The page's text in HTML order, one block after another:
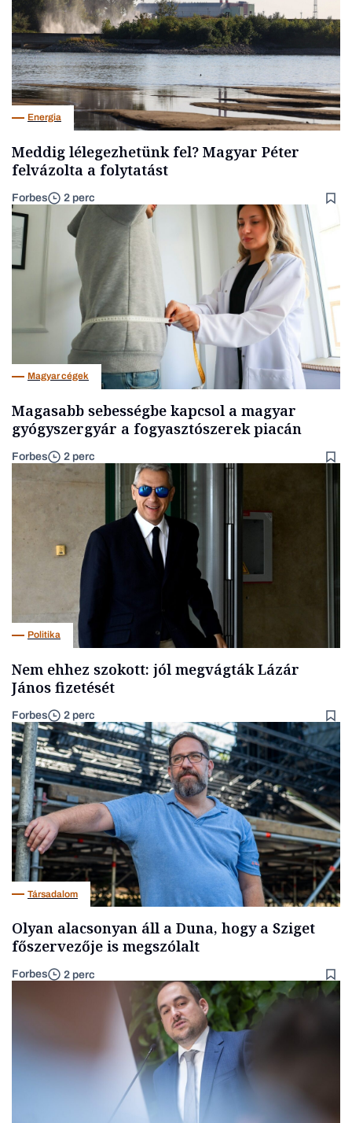
Energia
Meddig lélegezhetünk fel? Magyar Péter
felvázolta a folytatást
Forbes 2 perc
Magyar cégek
Magasabb sebességbe kapcsol a magyar
gyógyszergyár a fogyasztószerek piacán
Forbes 2 perc
Politika
Nem ehhez szokott: jól megvágták Lázár
János fizetését
Forbes 2 perc
Társadalom
Olyan alacsonyan áll a Duna, hogy a Sziget
főszervezője is megszólalt
Forbes 2 perc